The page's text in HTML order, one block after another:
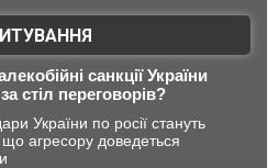
санкції України
стіл переговорів?
України по росії стануть
агресору доведеться